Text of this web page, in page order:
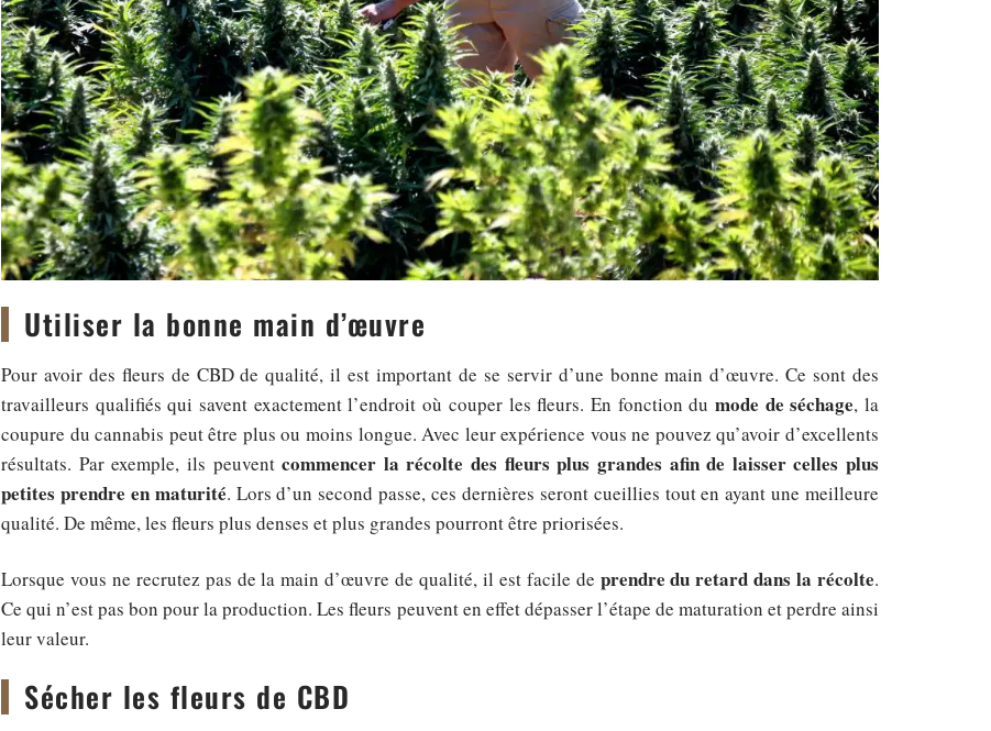
Utiliser la bonne main d’œuvre
Pour avoir des fleurs de CBD de qualité, il est important de se servir d’une bonne main d’œuvre. Ce sont des
travailleurs qualifiés qui savent exactement l’endroit où couper les fleurs. En fonction du mode de séchage, la
coupure du cannabis peut être plus ou moins longue. Avec leur expérience vous ne pouvez qu’avoir d’excellents
résultats. Par exemple, ils peuventcommencer la récolte des fleurs plus grandes afin de laisser celles plus
petites prendre en maturité. Lors d’un second passe, ces dernières seront cueillies tout en ayant une meilleure
qualité. De même, les fleurs plus denses et plus grandes pourront être priorisées.
Lorsque vous ne recrutez pas de la main d’œuvre de qualité, il est facile de prendre du retard dans la récolte.
Ce qui n’est pas bon pour la production. Les fleurs peuvent en effet dépasser l’étape de maturation et perdre ainsi
leur valeur.
Sécher les fleurs de CBD